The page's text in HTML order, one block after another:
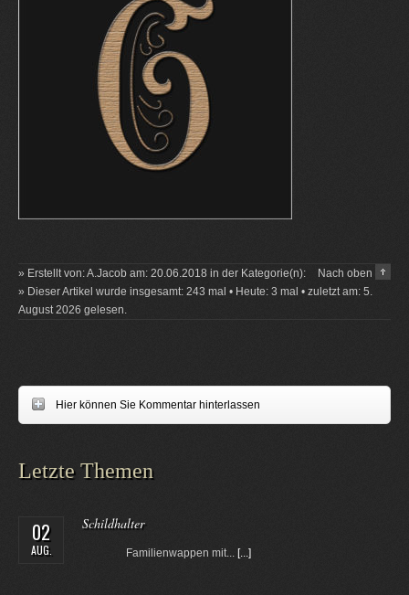
Nach oben
» Erstellt von: A.Jacob am: 20.06.2018 in der Kategorie(n):
» Dieser Artikel wurde insgesamt: 243 mal • Heute: 3 mal • zuletzt am: 5.
August 2026 gelesen.
Hier können Sie Kommentar hinterlassen
Letzte Themen
02
AUG.
Schildhalter
Familienwappen mit... [...]